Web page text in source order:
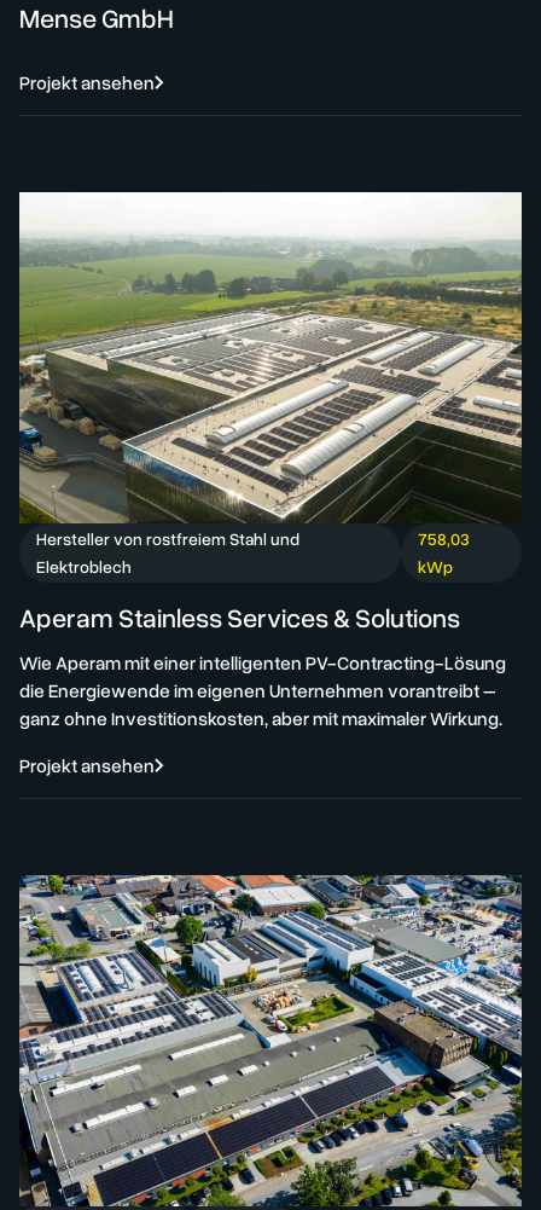
Mense GmbH
Projekt ansehen
Hersteller von rostfreiem Stahl und
Elektroblech
758,03
kWp
Aperam Stainless Services & Solutions
Wie Aperam mit einer intelligenten PV-Contracting-Lösung
die Energiewende im eigenen Unternehmen vorantreibt –
ganz ohne Investitionskosten, aber mit maximaler Wirkung.
Projekt ansehen